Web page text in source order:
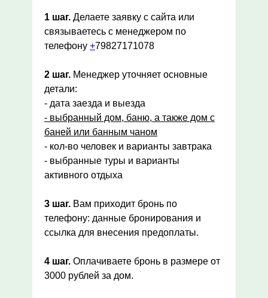
1 шаг. Делаете заявку с сайта или
связываетесь с менеджером по
телефону +79827171078
2 шаг. Менеджер уточняет основные
детали:
- дата заезда и выезда
- выбранный дом, баню, а также дом с
баней или банным чаном
- кол-во человек и варианты завтрака
- выбранные туры и варианты
активного отдыха
3 шаг. Вам приходит бронь по
телефону: данные бронирования и
ссылка для внесения предоплаты.
4 шаг. Оплачиваете бронь в размере от
3000 рублей за дом.